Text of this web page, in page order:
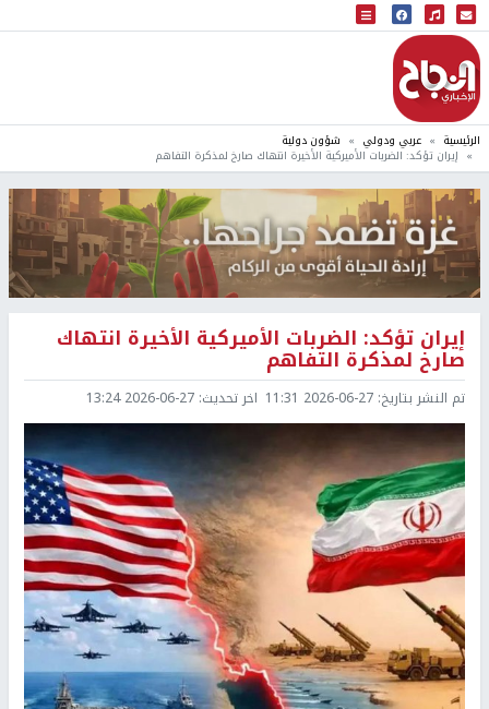
البث المباشر
إذاعة النجاح
الرئيسية عربي ودولي شؤون دولية
إيران تؤكد: الضربات الأميركية الأخيرة انتهاك صارخ لمذكرة التفاهم
إيران تؤكد: الضربات الأميركية الأخيرة انتهاك
صارخ لمذكرة التفاهم
تم النشر بتاريخ: 2026-06-27 11:31 اخر تحديث: 2026-06-27 13:24